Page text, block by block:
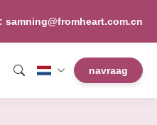
samning@fromheart.com.cn
navraag